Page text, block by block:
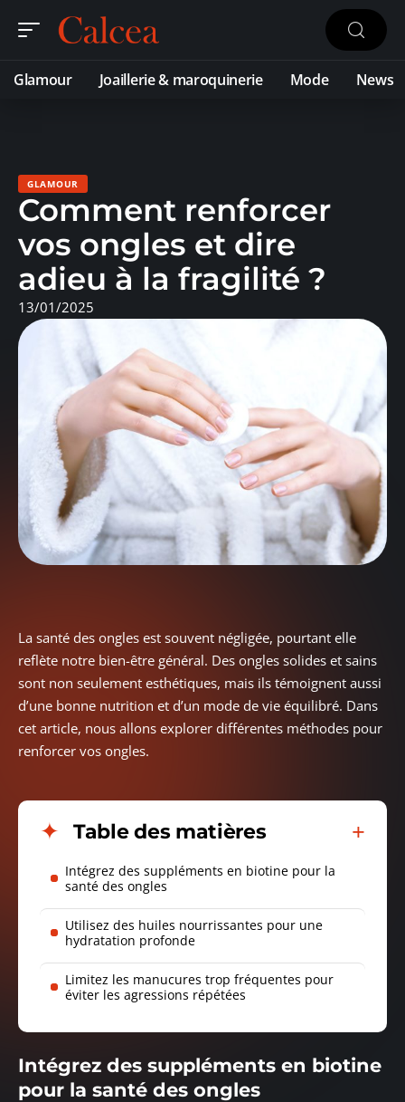
Glamour Joaillerie & maroquinerie Mode News
GLAMOUR
Comment renforcer
vos ongles et dire
adieu à la fragilité ?
13/01/2025
La santé des ongles est souvent négligée, pourtant elle
reflète notre bien-être général. Des ongles solides et sains
sont non seulement esthétiques, mais ils témoignent aussi
d’une bonne nutrition et d’un mode de vie équilibré. Dans
cet article, nous allons explorer différentes méthodes pour
renforcer vos ongles.
Table des matières
Intégrez des suppléments en biotine pour la
santé des ongles
Utilisez des huiles nourrissantes pour une
hydratation profonde
Limitez les manucures trop fréquentes pour
éviter les agressions répétées
Intégrez des suppléments en biotine
pour la santé des ongles